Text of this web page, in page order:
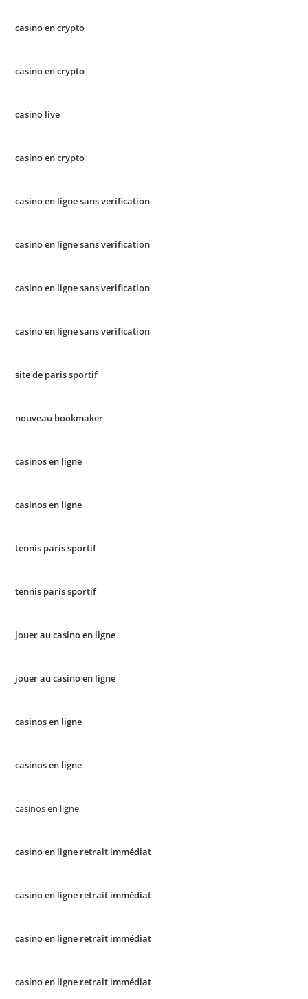
casino en crypto
casino en crypto
casino live
casino en crypto
casino en ligne sans verification
casino en ligne sans verification
casino en ligne sans verification
casino en ligne sans verification
site de paris sportif
nouveau bookmaker
casinos en ligne
casinos en ligne
tennis paris sportif
tennis paris sportif
jouer au casino en ligne
jouer au casino en ligne
casinos en ligne
casinos en ligne
casinos en ligne
casino en ligne retrait immédiat
casino en ligne retrait immédiat
casino en ligne retrait immédiat
casino en ligne retrait immédiat